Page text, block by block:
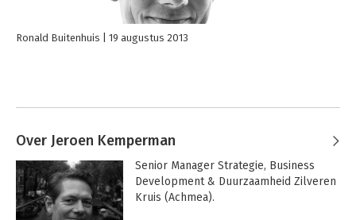
Ronald Buitenhuis 19 augustus 2013
Over Jeroen Kemperman
Senior Manager Strategie, Business
Development & Duurzaamheid Zilveren
Kruis (Achmea).